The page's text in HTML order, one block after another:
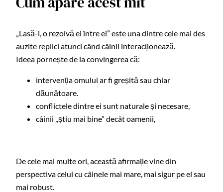
„Lasă-i, o rezolvă ei între ei” este una dintre cele mai des
auzite replici atunci când câinii interacționează.
Ideea pornește de la convingerea că:
intervenția omului ar fi greșită sau chiar
dăunătoare.
conflictele dintre ei sunt naturale și necesare,
câinii „știu mai bine” decât oamenii,
De cele mai multe ori, această afirmație vine din
perspectiva celui cu câinele mai mare, mai sigur pe el sau
mai robust.